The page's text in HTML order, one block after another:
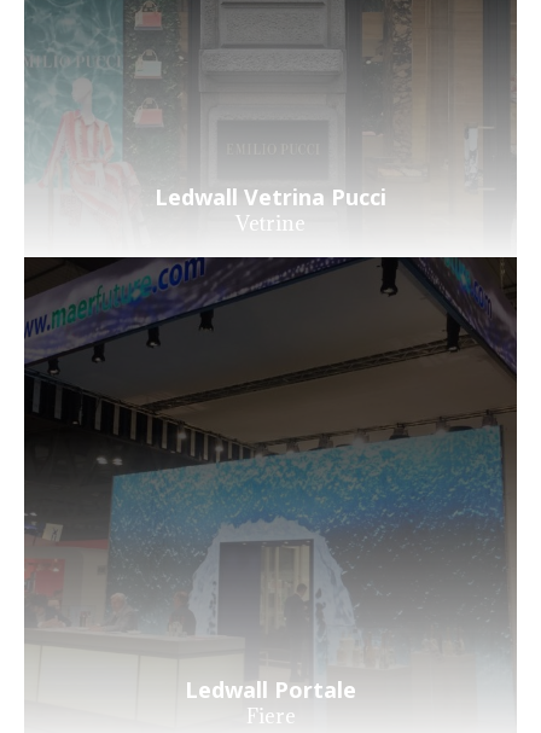
Ledwall Vetrina Pucci
Vetrine
Ledwall Portale
Fiere